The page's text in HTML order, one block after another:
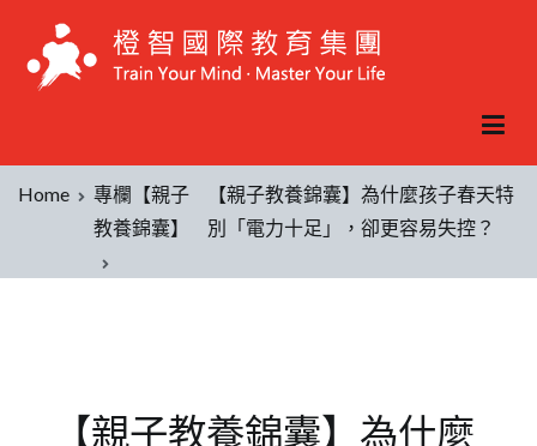
Home
專欄【親子
教養錦囊】
【親子教養錦囊】為什麼孩子春天特
別「電力十足」，卻更容易失控？
【親子教養錦囊】為什麼